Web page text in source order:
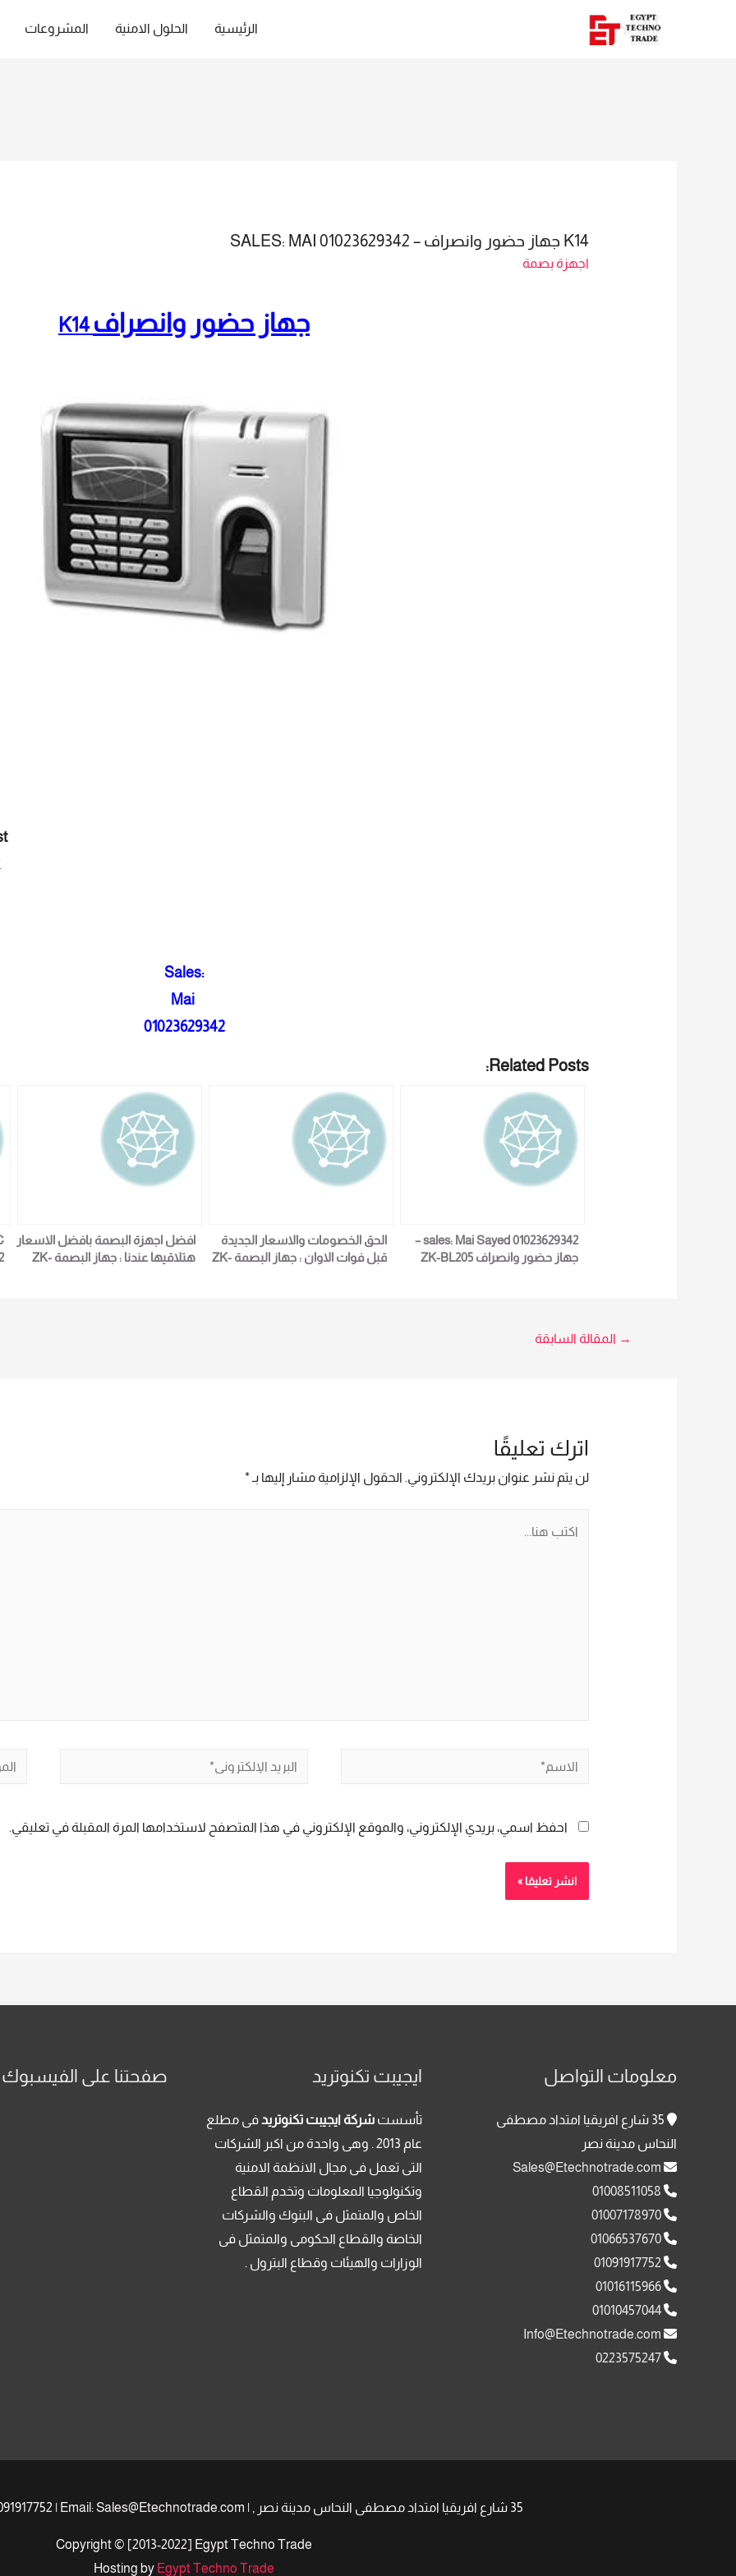
الرئيسية الحلول الامنية المشروعات
K14 جهاز حضور وانصراف – SALES: MAI 01023629342
اجهزة بصمة
K14جهاز حضور وانصراف
Sales:
Mai
01023629342
Related Posts:
sales: Mai Sayed 01023629342 –
جهاز حضور وانصراف ZK-BL205
الحق الخصومات والاسعار الجديدة
قبل فوات الاوان : جهاز البصمة ZK-
افضل اجهزة البصمة بافضل الاسعار
هتلاقيها عندنا : جهاز البصمة ZK-
تصفّح
→ المقالة السابقة
اترك تعليقًا
لن يتم نشر عنوان بريدك الإلكتروني. الحقول الإلزامية مشار إليها بـ*
الاسم*
البريد
احفظ اسمي، بريدي الإلكتروني، والموقع الإلكتروني في هذا المتصفح لاستخدامها المرة المقبلة في تعليقي.
معلومات التواصل
35 شارع افريقيا امتداد مصطفى
النحاس مدينة نصر
01008511058
01007178970
01066537670
01091917752
01016115966
01010457044
0223575247
ايجيبت تكنوتريد
تأسست شركة ايجيبت تكنوتريدفى مطلع
عام 2013 . وهى واحدة من اكبر الشركات
التى تعمل فى مجال الانظمة الامنية
وتكنولوجيا المعلومات وتخدم القطاع
الخاص والمتمثل فى البنوك والشركات
الخاصة والقطاع الحكومى والمتمثل فى
الوزارات والهيئات وقطاع البترول .
صفحتنا على الفيسبوك
35 شارع افريقيا امتداد مصطفى النحاس مدينة نصر , | Phone: +201008511058 +201091917752 | Email: Sales@Etechnotrade.com
Copyright © [2013-2022] Egypt Techno Trade
Hosting by Egypt Techno Trade